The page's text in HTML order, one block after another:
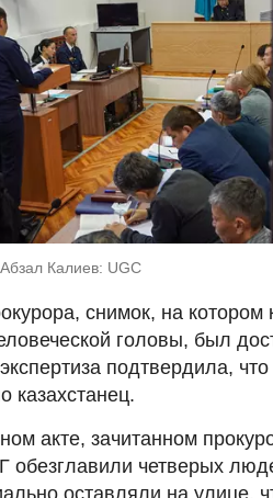
Калиев: UGC
снимок, на котором
головы, был
подтвердила,
казахстанец.
акте, зачитанном
обезглавили четверых
оставляли на улице,